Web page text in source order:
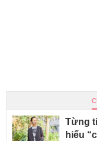
Từng
hiểu